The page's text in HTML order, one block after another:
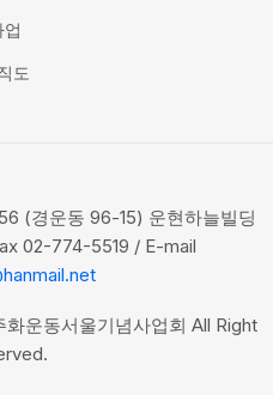
업
도
(경운동 96-15) 운현하늘빌딩
02-774-5519 / E-mail
운동서울기념사업회 All Right